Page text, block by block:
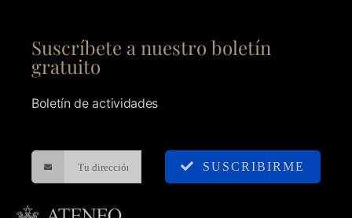
Suscríbete a nuestro boletín
gratuito
Boletín de actividades
SUSCRIBIRME